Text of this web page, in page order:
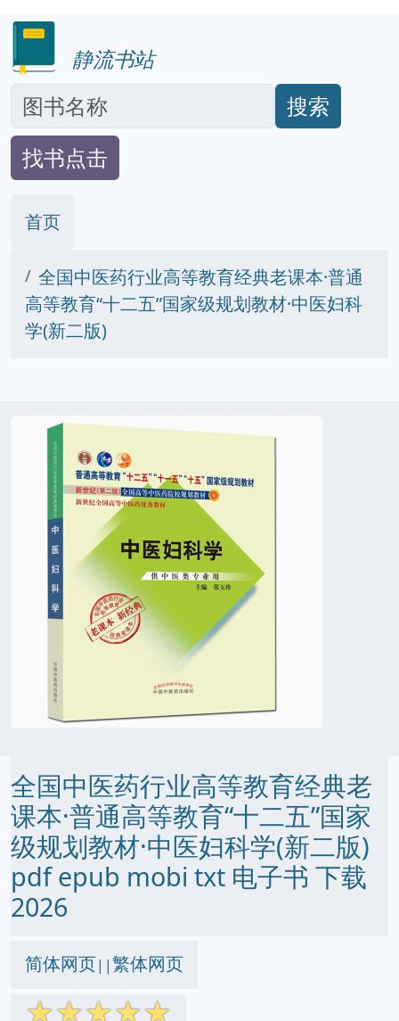
静流书站
搜索
找书点击
首页
全国中医药行业高等教育经典老课本·普通
高等教育“十二五”国家级规划教材·中医妇科
学(新二版)
全国中医药行业高等教育经典老
课本·普通高等教育“十二五”国家
级规划教材·中医妇科学(新二版)
pdf epub mobi txt 电子书 下载
2026
简体网页||繁体网页
☆☆☆☆☆